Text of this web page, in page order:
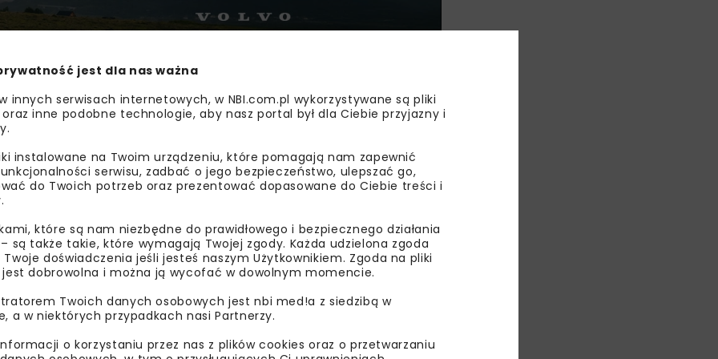
ul. Kasprowicza przed każdym z rond. Trzecie będzie zlokalizowane
powstanie chodnik. Wykonawca przebuduje infrastrukturę
i odwodnienie.
Mostowe. Koszt prac to nieco ponad 10 mln zł.
Gmina również wystąpiła z wnioskiem o wydanie zezwolenia
jest dla nas ważna
innych serwisach internetowych, w NBI.com.pl wykorzystywane są pliki
inne podobne technologie, aby nasz portal był dla Ciebie przyjazny i
instalowane na Twoim urządzeniu, które pomagają nam zapewnić
serwisu, zadbać o jego bezpieczeństwo, ulepszać go,
do Twoich potrzeb oraz prezentować dopasowane do Ciebie treści i
które są nam niezbędne do prawidłowego i bezpiecznego działania
są także takie, które wymagają Twojej zgody. Każda udzielona zgoda
doświadczenia jeśli jesteś naszym Użytkownikiem. Zgoda na pliki
dobrowolna i można ją wycofać w dowolnym momencie.
Twoich danych osobowych jest nbi med!a z siedzibą w
a w niektórych przypadkach nasi Partnerzy.
o korzystaniu przez nas z plików cookies oraz o przetwarzaniu